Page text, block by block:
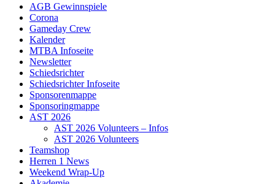
AGB Gewinnspiele
Corona
Gameday Crew
Kalender
MTBA Infoseite
Newsletter
Schiedsrichter
Schiedsrichter Infoseite
Sponsorenmappe
Sponsoringmappe
AST 2026
AST 2026 Volunteers – Infos
AST 2026 Volunteers
Teamshop
Herren 1 News
Weekend Wrap-Up